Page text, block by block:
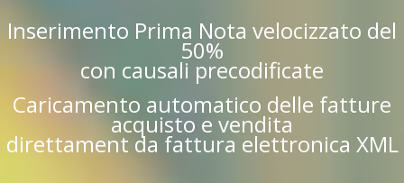
Inserimento Prima Nota velocizzato del
50%
con causali precodificate
Caricamento automatico delle fatture
acquisto e vendita
direttament da fattura elettronica XML